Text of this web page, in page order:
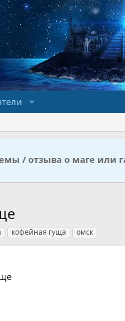
/ отзыва о маге или
кофейная гуща омск